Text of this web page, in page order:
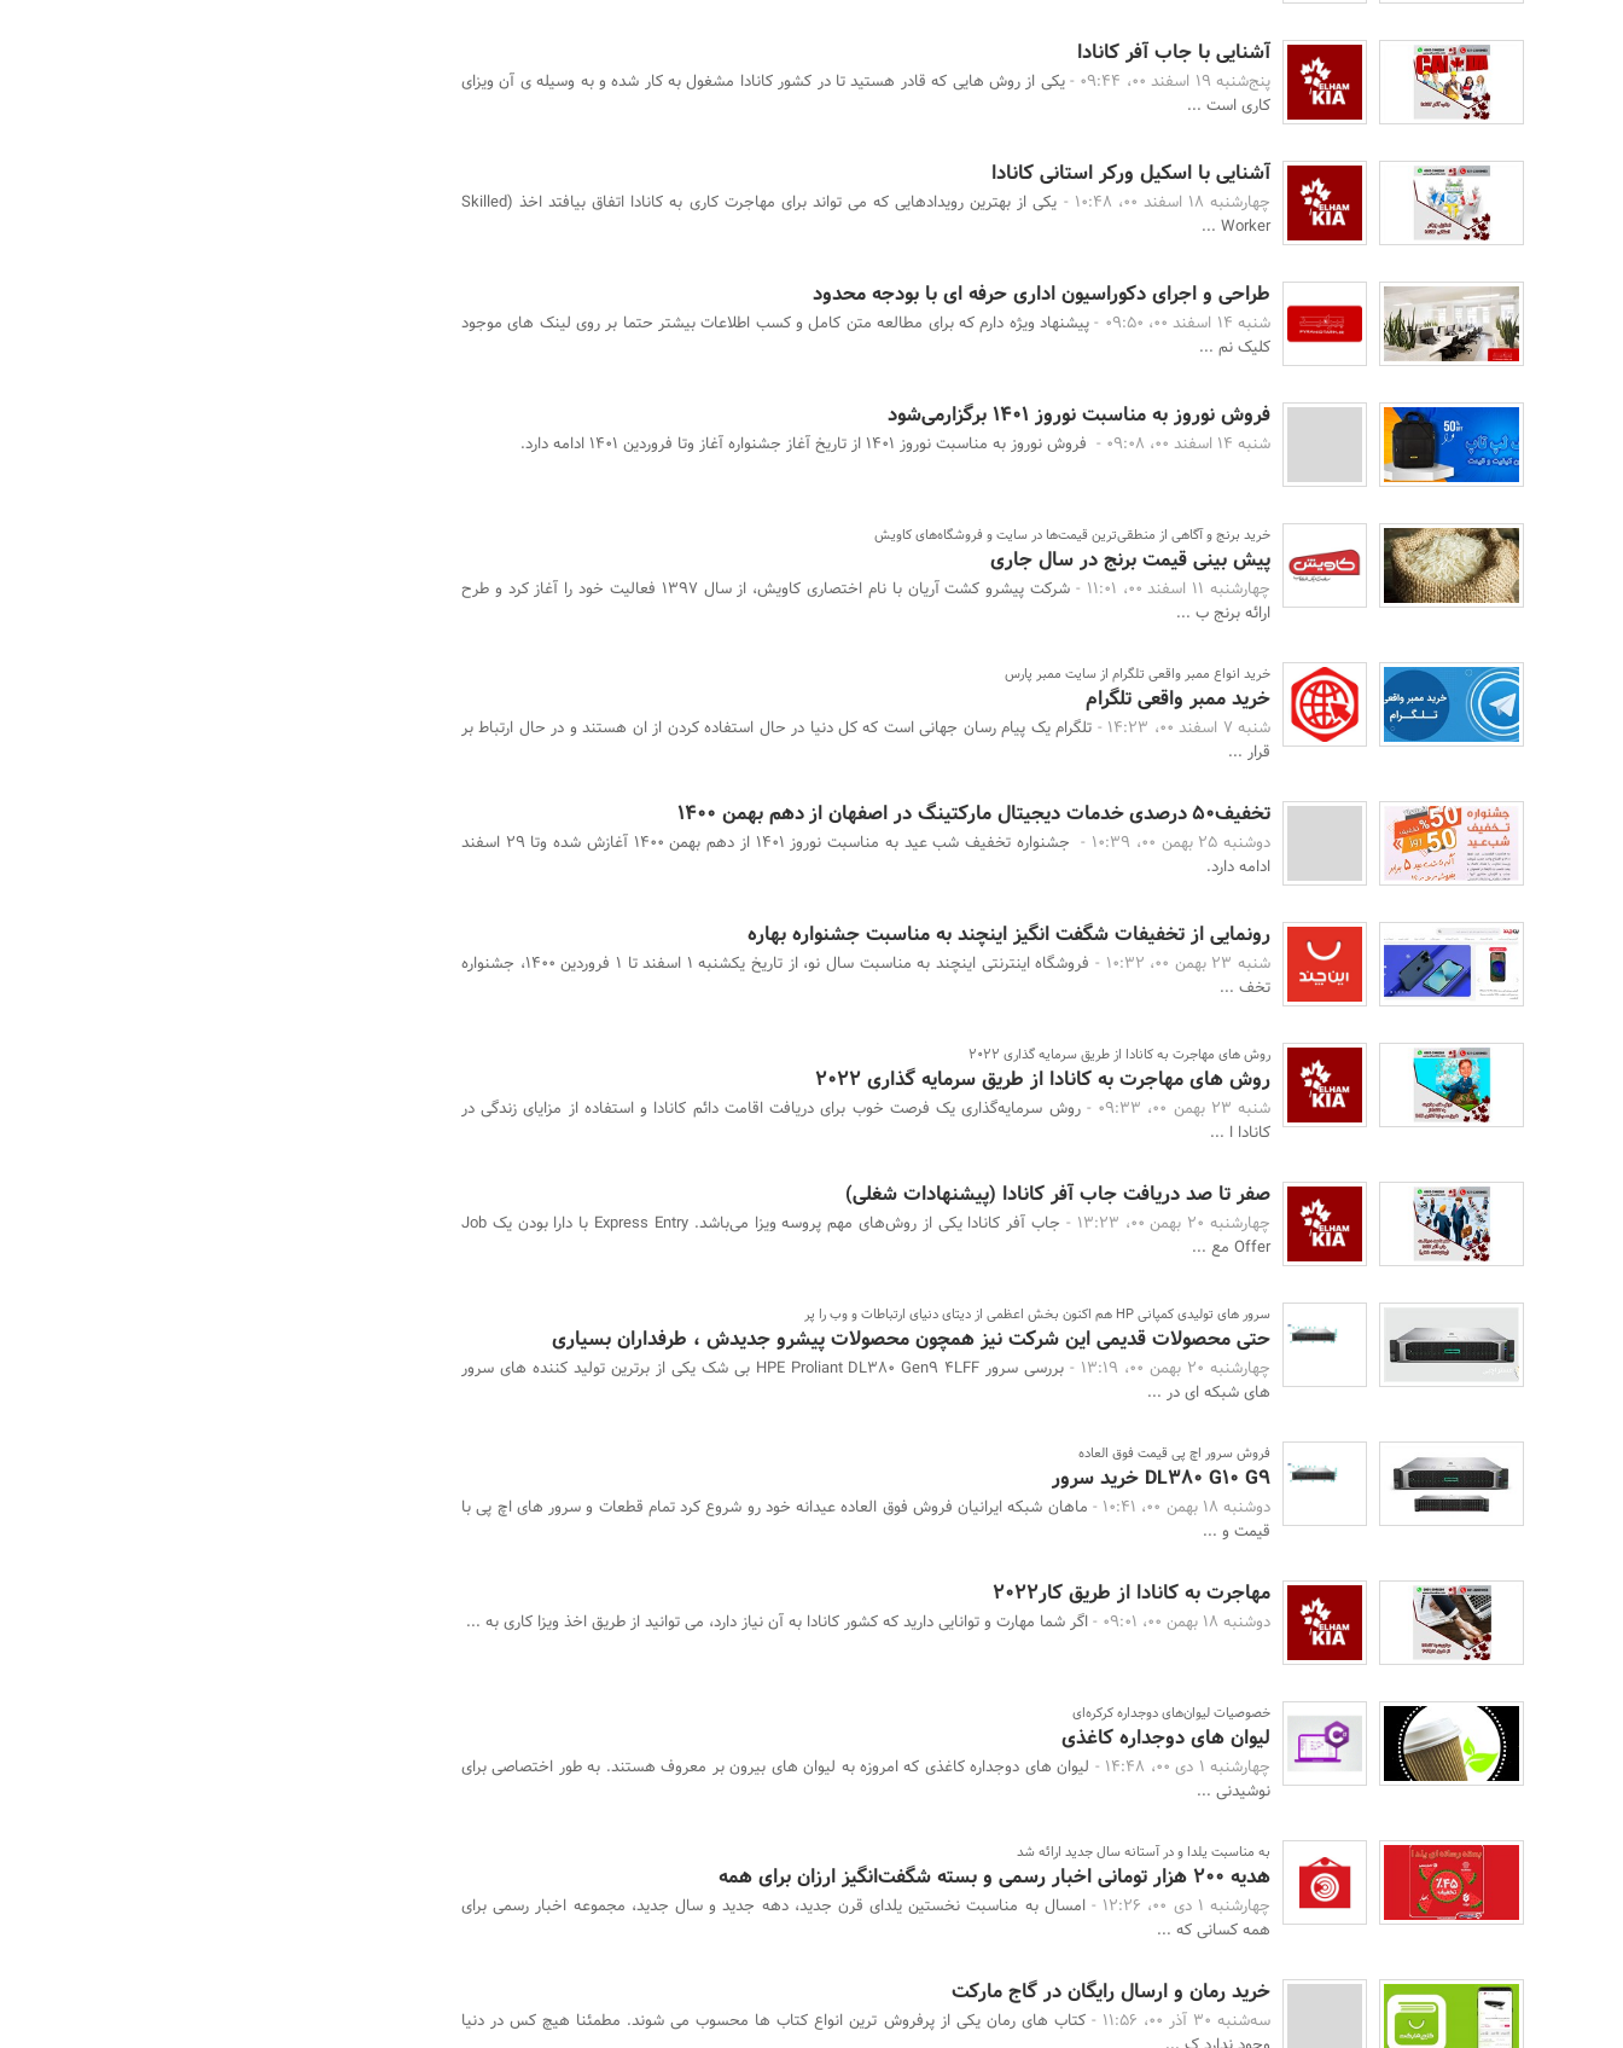
آشنایی با جاب آفر کانادا
پنج‌شنبه 19 اسفند 00، 09:44 -
یکی از روش هایی که قادر هستید تا در کشور کانادا مشغول به کار شده و به وسیله ی آن ویزای
کاری است ...
آشنایی با اسکیل ورکر استانی کانادا
چهارشنبه 18 اسفند 00، 10:48 -
یکی از بهترین رویدادهایی که می تواند برای مهاجرت کاری به کانادا اتفاق بیافتد اخذ (Skilled
Worker ...
طراحی و اجرای دکوراسیون اداری حرفه ای با بودجه محدود
شنبه 14 اسفند 00، 09:50 -
پیشنهاد ویژه دارم که برای مطالعه متن کامل و کسب اطلاعات بیشتر حتما بر روی لینک های موجود
کلیک نم ...
فروش نوروز به مناسبت نوروز 1401 برگزارمی‌شود
شنبه 14 اسفند 00، 09:08 - فروش نوروز به مناسبت نوروز 1401 از تاریخ آغاز جشنواره آغاز وتا فروردین ۱۴۰۱ ادامه دارد.
خرید برنج و آگاهی از منطقی‌ترین قیمت‌ها در سایت و فروشگاه‌های کاویش
پیش بینی قیمت برنج در سال جاری
چهارشنبه 11 اسفند 00، 11:01 -
شرکت پیشرو کشت آریان با نام اختصاری کاویش، از سال ۱۳۹۷ فعالیت خود را آغاز کرد و طرح
ارائه برنج ب ...
خرید انواع ممبر واقعی تلگرام از سایت ممبر پارس
خرید ممبر واقعی تلگرام
شنبه 7 اسفند 00، 14:23 -
تلگرام یک پیام رسان جهانی است که کل دنیا در حال استفاده کردن از ان هستند و در حال ارتباط بر
قرار ...
تخفیف‌50 درصدی خدمات دیجیتال مارکتینگ در اصفهان از دهم بهمن 1400
دوشنبه 25 بهمن 00، 10:39 -
جشنواره تخفیف شب عید به مناسبت نوروز 1401 از دهم بهمن 1400 آغازش شده وتا 29 اسفند
ادامه دارد.
رونمایی از تخفیفات شگفت انگیز اینچند به مناسبت جشنواره بهاره
شنبه 23 بهمن 00، 10:32 -
فروشگاه اینترنتی اینچند به مناسبت سال نو، از تاریخ یکشنبه 1 اسفند تا 1 فروردین 1400، جشنواره
تخف ...
روش های مهاجرت به کانادا از طریق سرمایه گذاری 2022
روش های مهاجرت به کانادا از طریق سرمایه گذاری 2022
شنبه 23 بهمن 00، 09:33 -
روش سرمایه‌گذاری یک فرصت خوب برای دریافت اقامت دائم کانادا و استفاده از مزایای زندگی در
کانادا ا ...
صفر تا صد دریافت جاب آفر کانادا (پیشنهادات شغلی)
چهارشنبه 20 بهمن 00، 13:23 -
جاب آفر کانادا یکی از روش‌های مهم پروسه ویزا می‌باشد. Express Entry با دارا بودن یک Job
Offer مع ...
سرور های تولیدی کمپانی HP هم اکنون بخش اعظمی از دیتای دنیای ارتباطات و وب را پر
حتی محصولات قدیمی این شرکت نیز همچون محصولات پیشرو جدیدش ، طرفداران بسیاری
چهارشنبه 20 بهمن 00، 13:19 -
بررسی سرور HPE Proliant DL380 Gen9 4LFF بی شک یکی از برترین تولید کننده های سرور
های شبکه ای در ...
فروش سرور اچ پی قیمت فوق العاده
DL380 G10 G9 خرید سرور
دوشنبه 18 بهمن 00، 10:41 -
ماهان شبکه ایرانیان فروش فوق العاده عیدانه خود رو شروع کرد تمام قطعات و سرور های اچ پی با
قیمت و ...
مهاجرت به کانادا از طریق کار2022
دوشنبه 18 بهمن 00، 09:01 - اگر شما مهارت و توانایی دارید که کشور کانادا به آن نیاز دارد، می توانید از طریق اخذ ویزا کاری به ...
خصوصیات لیوان‌های دوجداره کرکره‌ای
لیوان های دوجداره کاغذی
چهارشنبه 1 دی 00، 14:48 -
لیوان های دوجداره کاغذی که امروزه به لیوان های بیرون بر معروف هستند. به طور اختصاصی برای
نوشیدنی ...
به مناسبت یلدا و در آستانه سال جدید ارائه شد
هدیه 200 هزار تومانی اخبار رسمی و بسته شگفت‌انگیز ارزان برای همه
چهارشنبه 1 دی 00، 12:26 -
امسال به مناسبت نخستین یلدای قرن جدید، دهه جدید و سال جدید، مجموعه اخبار رسمی برای
همه کسانی که ...
خرید رمان و ارسال رایگان در گاج مارکت
سه‌شنبه 30 آذر 00، 11:56 -
کتاب های رمان یکی از پرفروش ترین انواع کتاب ها محسوب می شوند. مطمئنا هیچ کس در دنیا